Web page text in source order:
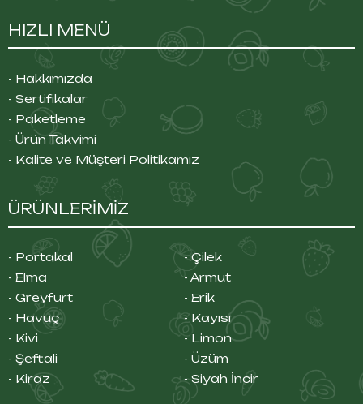
HIZLI MENÜ
- Hakkımızda
- Sertifikalar
- Paketleme
- Ürün Takvimi
- Kalite ve Müşteri Politikamız
ÜRÜNLERİMİZ
- Portakal
- Çilek
- Elma
- Armut
- Greyfurt
- Erik
- Havuç
- Kayısı
- Kivi
- Limon
- Şeftali
- Üzüm
- Kiraz
- Siyah İncir